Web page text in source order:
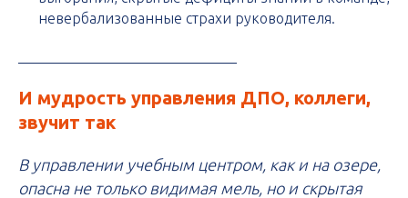
невербализованные страхи руководителя.
И мудрость управления ДПО, коллеги,
звучит так
В управлении учебным центром, как и на озере,
опасна не только видимая мель, но и скрытая